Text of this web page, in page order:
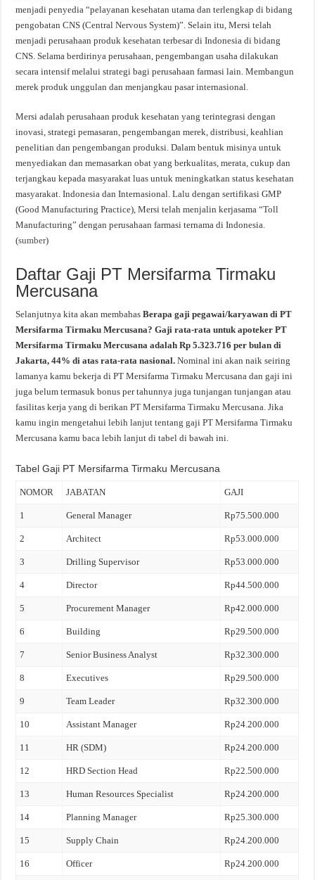
menjadi penyedia “pelayanan kesehatan utama dan terlengkap di bidang
pengobatan CNS (Central Nervous System)”. Selain itu, Mersi telah
menjadi perusahaan produk kesehatan terbesar di Indonesia di bidang
CNS. Selama berdirinya perusahaan, pengembangan usaha dilakukan
secara intensif melalui strategi bagi perusahaan farmasi lain. Membangun
merek produk unggulan dan menjangkau pasar internasional.
Mersi adalah perusahaan produk kesehatan yang terintegrasi dengan
inovasi, strategi pemasaran, pengembangan merek, distribusi, keahlian
penelitian dan pengembangan produksi. Dalam bentuk misinya untuk
menyediakan dan memasarkan obat yang berkualitas, merata, cukup dan
terjangkau kepada masyarakat luas untuk meningkatkan status kesehatan
masyarakat. Indonesia dan Internasional. Lalu dengan sertifikasi GMP
(Good Manufacturing Practice), Mersi telah menjalin kerjasama “Toll
Manufacturing” dengan perusahaan farmasi ternama di Indonesia.
(sumber)
Daftar Gaji PT Mersifarma Tirmaku
Mercusana
Selanjutnya kita akan membahasBerapa gaji pegawai/karyawan di PT
Mersifarma Tirmaku Mercusana? Gaji rata-rata untuk apoteker PT
Mersifarma Tirmaku Mercusana adalah Rp 5.323.716 per bulan di
Jakarta, 44% di atas rata-rata nasional.Nominal ini akan naik seiring
lamanya kamu bekerja di PT Mersifarma Tirmaku Mercusana dan gaji ini
juga belum termasuk bonus per tahunnya juga tunjangan tunjangan atau
fasilitas kerja yang di berikan PT Mersifarma Tirmaku Mercusana. Jika
kamu ingin mengetahui lebih lanjut tentang gaji PT Mersifarma Tirmaku
Mercusana kamu baca lebih lanjut di tabel di bawah ini.
Tabel Gaji PT Mersifarma Tirmaku Mercusana
NOMOR JABATAN GAJI
1 General Manager Rp75.500.000
2 Architect Rp53.000.000
3 Drilling Supervisor Rp53.000.000
4 Director Rp44.500.000
5 Procurement Manager Rp42.000.000
6 Building Rp29.500.000
7 Senior Business Analyst Rp32.300.000
8 Executives Rp29.500.000
9 Team Leader Rp32.300.000
10 Assistant Manager Rp24.200.000
11 HR (SDM) Rp24.200.000
12 HRD Section Head Rp22.500.000
13 Human Resources Specialist Rp24.200.000
14 Planning Manager Rp25.300.000
15 Supply Chain Rp24.200.000
16 Officer Rp24.200.000